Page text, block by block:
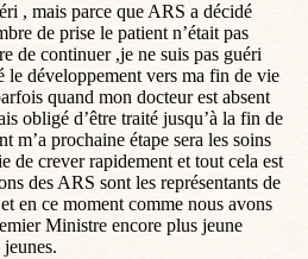
, mais parce que ARS a décidé
de prise le patient n’était pas
de continuer ,je ne suis pas guéri
le développement vers ma fin de vie
quand mon docteur est absent
obligé d’être traité jusqu’à la fin de
m’a prochaine étape sera les soins
de crever rapidement et tout cela est
des ARS sont les représentants de
en ce moment comme nous avons
Ministre encore plus jeune